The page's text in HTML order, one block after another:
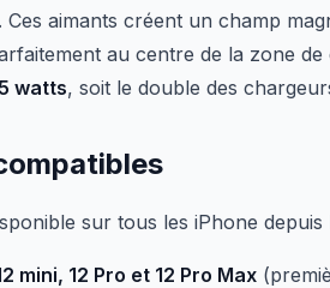
Ces aimants créent un champ
au centre de la zone
watts, soit le double des
sur tous les iPhone depuis
mini, 12 Pro et 12 Pro Max